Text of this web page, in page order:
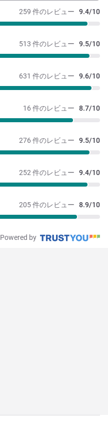
259 件のレビュー 9.4/10
513 件のレビュー 9.5/10
631 件のレビュー 9.6/10
16 件のレビュー 8.7/10
276 件のレビュー 9.5/10
252 件のレビュー 9.4/10
205 件のレビュー 8.9/10
Powered by